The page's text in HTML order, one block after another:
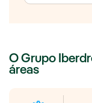
O Grupo
áreas